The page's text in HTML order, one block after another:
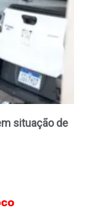
situação de